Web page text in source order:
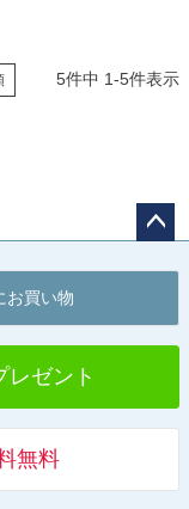
5件中 1-5件表示
へ
お買い物
レゼント
無料